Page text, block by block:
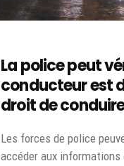
La police peut
conducteur est
droit de
Les forces de police
accéder aux